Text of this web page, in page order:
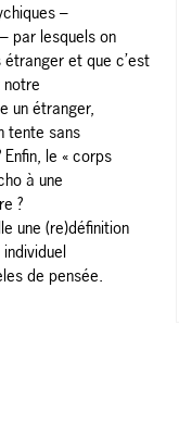
–
par lesquels on
et que c’est
notre
un étranger,
tente sans
le « corps
à une
?
une (re)définition
de pensée.